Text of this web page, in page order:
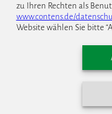
© 1999 - 2026
Cookie
Mit
zu Ihren Rechten als
www.contens.de/
Website wählen Sie bitte